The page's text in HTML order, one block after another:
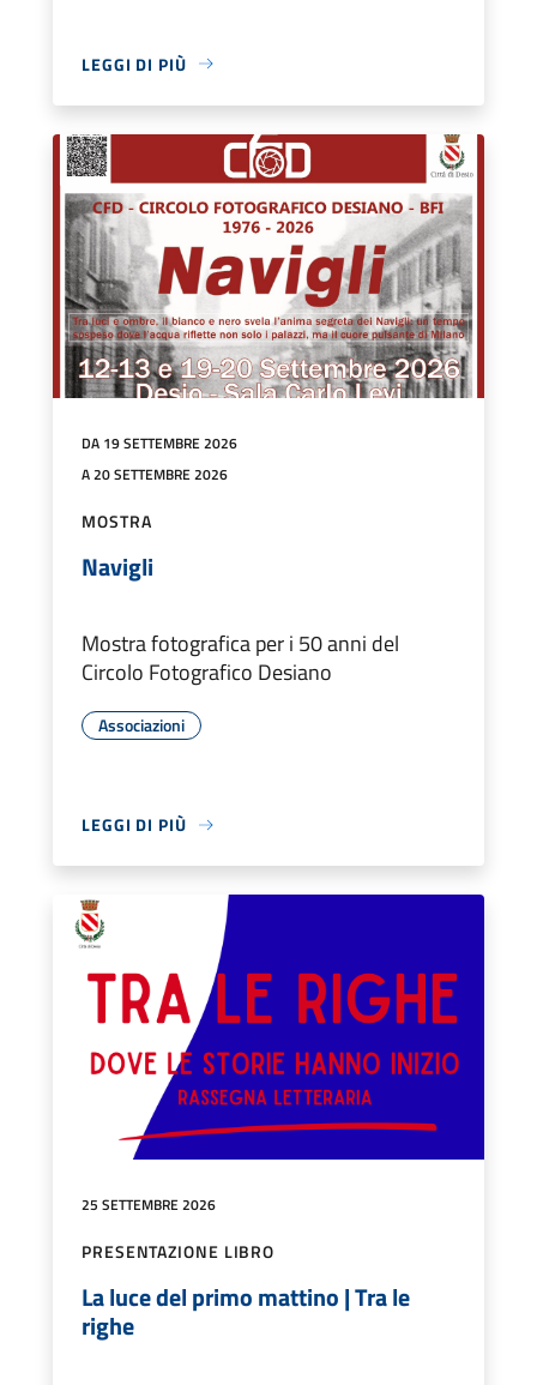
LEGGI DI PIÙ
DA 19 SETTEMBRE 2026
A 20 SETTEMBRE 2026
MOSTRA
Navigli
Mostra fotografica per i 50 anni del
Circolo Fotografico Desiano
Associazioni
LEGGI DI PIÙ
25 SETTEMBRE 2026
PRESENTAZIONE LIBRO
La luce del primo mattino | Tra le
righe